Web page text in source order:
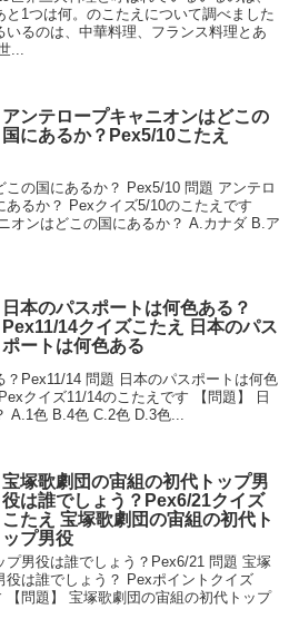
1つは何。のこたえについて調べました
るのは、中華料理、フランス料理とあ
...
アンテロープキャニオンはどこの
国にあるか？Pex5/10こたえ
この国にあるか？ Pex5/10 問題 アンテロ
あるか？ Pexクイズ5/10のこたえです
オンはどこの国にあるか？ A.カナダ B.ア
日本のパスポートは何色ある？
Pex11/14クイズこたえ 日本のパス
ポートは何色ある
？Pex11/14 問題 日本のパスポートは何色
クイズ11/14のこたえです 【問題】 日
A.1色 B.4色 C.2色 D.3色...
宝塚歌劇団の宙組の初代トップ男
役は誰でしょう？Pex6/21クイズ
こたえ 宝塚歌劇団の宙組の初代ト
ップ男役
プ男役は誰でしょう？Pex6/21 問題 宝塚
役は誰でしょう？ Pexポイントクイズ
【問題】 宝塚歌劇団の宙組の初代トップ